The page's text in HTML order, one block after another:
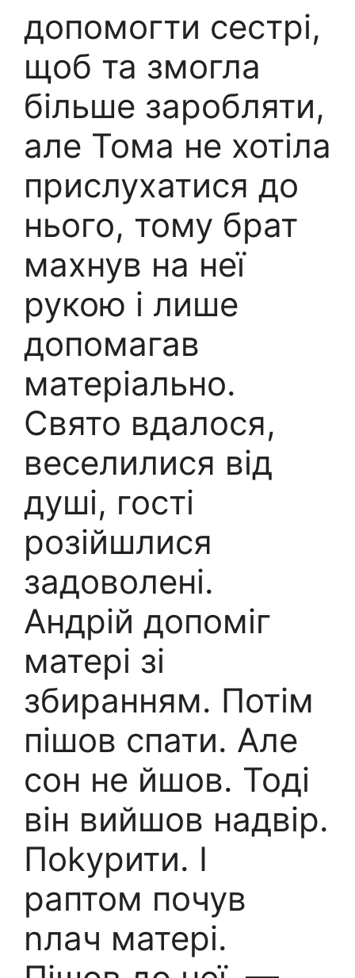
допомогти сестрі,
щоб та змогла
більше заробляти,
але Тома не хотіла
прислухатися до
нього, тому брат
махнув на неї
рукою і лише
допомагав
матеріально.
Свято вдалося,
веселилися від
душі, гості
розійшлися
задоволені.
Андрій допоміг
матері зі
збиранням. Потім
пішов спати. Але
сон не йшов. Тоді
він вийшов надвір.
Поkурити. І
раптом почув
nлач матері.